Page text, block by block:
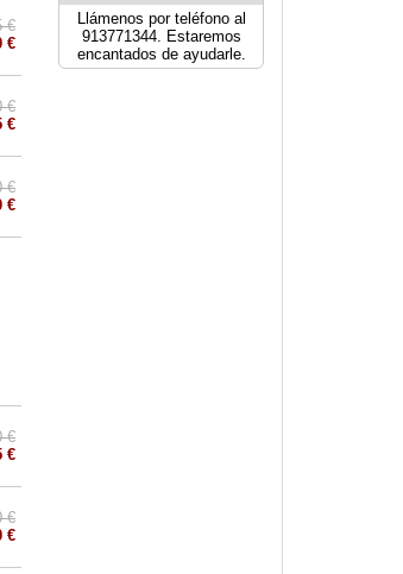
€
€
€
€
€
€
€
€
€
€
Llámenos por teléfono al
913771344. Estaremos
encantados de ayudarle.